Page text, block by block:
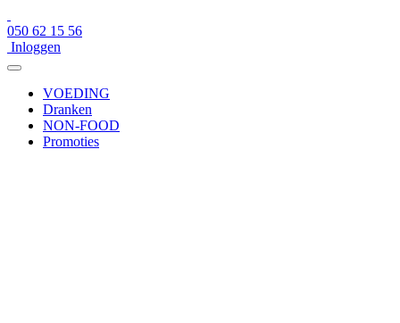
050 62 15 56
Inloggen
VOEDING
Dranken
NON-FOOD
Promoties